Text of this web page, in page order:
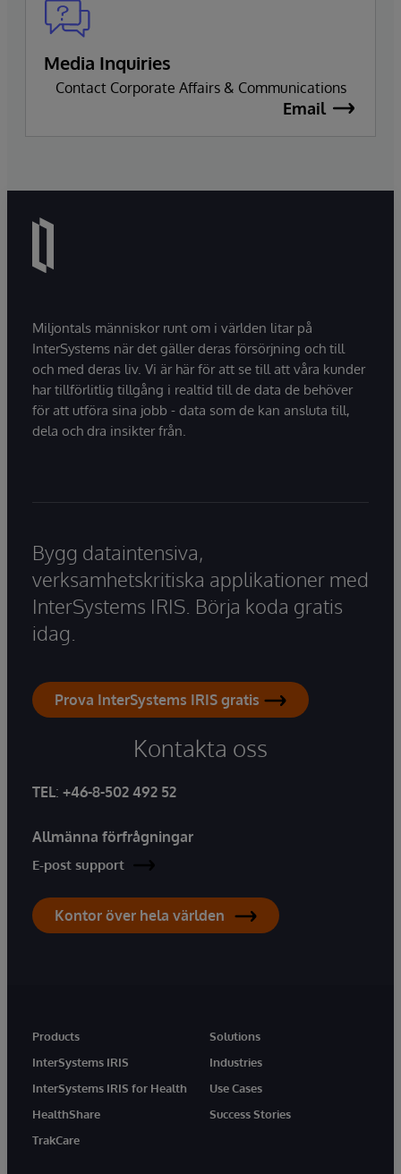
Media Inquiries
Contact Corporate Affairs & Communications
Email
Miljontals människor runt om i världen litar på
InterSystems när det gäller deras försörjning och till
och med deras liv. Vi är här för att se till att våra kunder
har tillförlitlig tillgång i realtid till de data de behöver
för att utföra sina jobb - data som de kan ansluta till,
dela och dra insikter från.
Bygg dataintensiva,
verksamhetskritiska applikationer med
InterSystems IRIS. Börja koda gratis
idag.
Prova InterSystems IRIS gratis
Kontakta oss
TEL: +46-8-502 492 52
Allmänna förfrågningar
E-post support
Kontor över hela världen
Products
InterSystems IRIS
InterSystems IRIS for Health
HealthShare
TrakCare
Solutions
Industries
Use Cases
Success Stories